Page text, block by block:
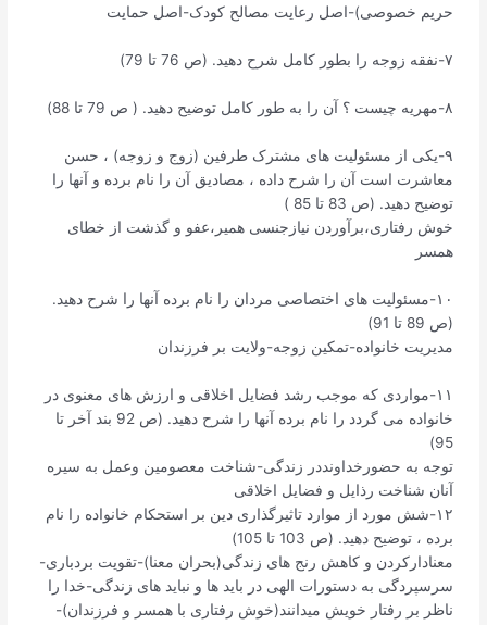
حریم خصوصی)-اصل رعایت مصالح کودک-اصل حمایت
۷-نفقه زوجه را بطور کامل شرح دهید. (ص 76 تا 79)
۸-مهریه چیست ؟ آن را به طور کامل توضیح دهید. ( ص 79 تا 88)
۹-یکی از مسئولیت های مشترک طرفین (زوج و زوجه) ، حسن
معاشرت است آن را شرح داده ، مصادیق آن را نام برده و آنها را
توضیح دهید. (ص 83 تا 85 )
خوش رفتاری،برآوردن نیازجنسی همیر،عفو و گذشت از خطای
همسر
۱۰-مسئولیت های اختصاصی مردان را نام برده آنها را شرح دهید.
(ص 89 تا 91)
مدیریت خانواده-تمکین زوجه-ولایت بر فرزندان
۱۱-مواردی که موجب رشد فضایل اخلاقی و ارزش های معنوی در
خانواده می گردد را نام برده آنها را شرح دهید. (ص 92 بند آخر تا
95)
توجه به حضورخداونددر زندگی-شناخت معصومین وعمل به سیره
آنان شناخت رذایل و فضایل اخلاقی
۱۲-شش مورد از موارد تاثیرگذاری دین بر استحکام خانواده را نام
برده ، توضیح دهید. (ص 103 تا 105)
معنادارکردن و کاهش رنج های زندگی(بحران معنا)-تقویت بردباری-
سرسپردگی به دستورات الهی در باید ها و نباید های زندگی-خدا را
ناظر بر رفتار خویش میدانند(خوش رفتاری با همسر و فرزندان)-